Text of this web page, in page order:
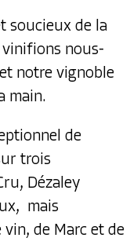
soucieux de la
nous-
notre vignoble
main.
de
trois
Dézaley
mais
de Marc et de